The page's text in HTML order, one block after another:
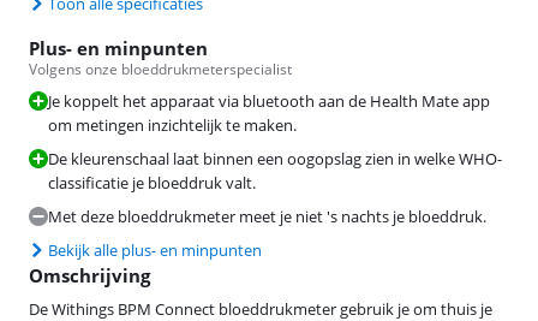
Plus- en minpunten
Volgens onze bloeddrukmeterspecialist
Je koppelt het apparaat via bluetooth aan de Health Mate app
om metingen inzichtelijk te maken.
De kleurenschaal laat binnen een oogopslag zien in welke WHO-
classificatie je bloeddruk valt.
Met deze bloeddrukmeter meet je niet 's nachts je bloeddruk.
Bekijk alle plus- en minpunten
Omschrijving
De Withings BPM Connect bloeddrukmeter gebruik je om thuis je